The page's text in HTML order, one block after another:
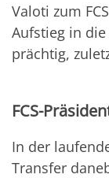
Valoti zum
Aufstieg in
prächtig,
FCS-
In der
Transfer